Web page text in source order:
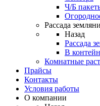
Ч/Б
Рассада
Назад
Рассада
В
Комнатные
Прайсы
Контакты
Условия работы
О компании